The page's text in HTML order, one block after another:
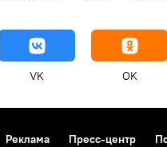
VK OK
Реклама Пресс-центр